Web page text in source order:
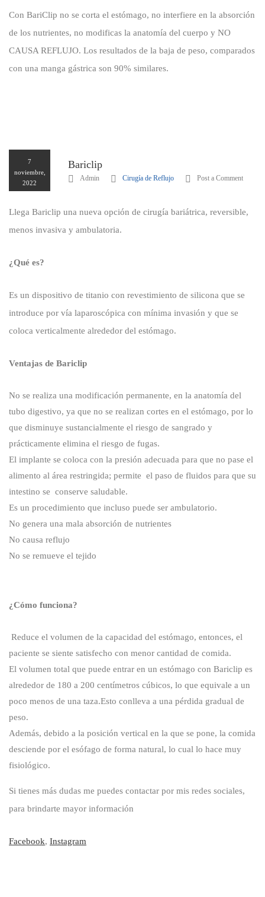
Con BariClip no se corta el estómago, no interfiere en la absorción
de los nutrientes, no modificas la anatomía del cuerpo y NO
CAUSA REFLUJO. Los resultados de la baja de peso, comparados
con una manga gástrica son 90% similares.
7
noviembre,
2022
Bariclip
Admin Cirugía de Reflujo Post a Comment
Llega Bariclip una nueva opción de cirugía bariátrica, reversible,
menos invasiva y ambulatoria.
¿Qué es?
Es un dispositivo de titanio con revestimiento de silicona que se
introduce por vía laparoscópica con mínima invasión y que se
coloca verticalmente alrededor del estómago.
Ventajas de Bariclip
No se realiza una modificación permanente, en la anatomía del
tubo digestivo, ya que no se realizan cortes en el estómago, por lo
que disminuye sustancialmente el riesgo de sangrado y
prácticamente elimina el riesgo de fugas.
El implante se coloca con la presión adecuada para que no pase el
alimento al área restringida; permite el paso de fluidos para que su
intestino se conserve saludable.
Es un procedimiento que incluso puede ser ambulatorio.
No genera una mala absorción de nutrientes
No causa reflujo
No se remueve el tejido
¿Cómo funciona?
Reduce el volumen de la capacidad del estómago, entonces, el
paciente se siente satisfecho con menor cantidad de comida.
El volumen total que puede entrar en un estómago con Bariclip es
alrededor de 180 a 200 centímetros cúbicos, lo que equivale a un
poco menos de una taza.Esto conlleva a una pérdida gradual de
peso.
Además, debido a la posición vertical en la que se pone, la comida
desciende por el esófago de forma natural, lo cual lo hace muy
fisiológico.
Si tienes más dudas me puedes contactar por mis redes sociales,
para brindarte mayor información
Facebook, Instagram